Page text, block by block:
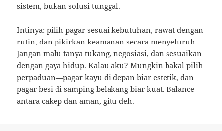
sistem, bukan solusi tunggal.
Intinya: pilih pagar sesuai kebutuhan, rawat dengan
rutin, dan pikirkan keamanan secara menyeluruh.
Jangan malu tanya tukang, negosiasi, dan sesuaikan
dengan gaya hidup. Kalau aku? Mungkin bakal pilih
perpaduan—pagar kayu di depan biar estetik, dan
pagar besi di samping belakang biar kuat. Balance
antara cakep dan aman, gitu deh.